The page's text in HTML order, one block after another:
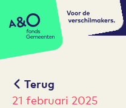
A&O fonds Gemeenten
Voor de
Terug
21 februari 2025